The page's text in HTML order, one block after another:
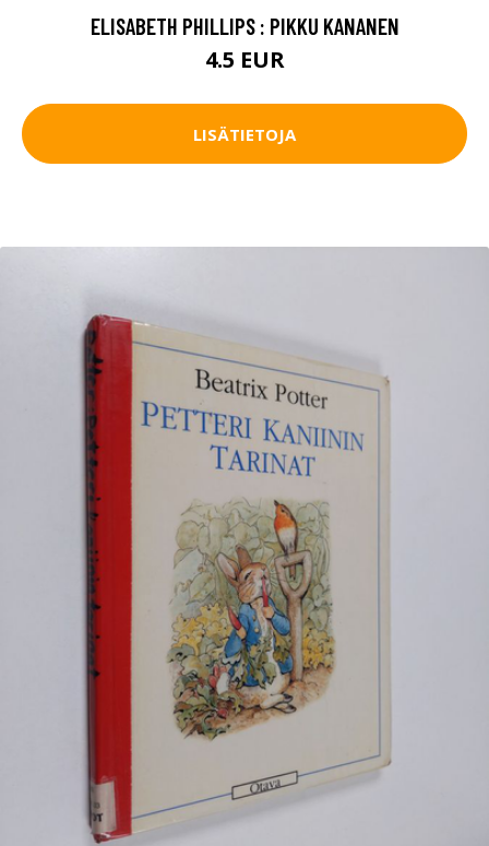
ELISABETH PHILLIPS : PIKKU KANANEN
4.5 EUR
LISÄTIETOJA